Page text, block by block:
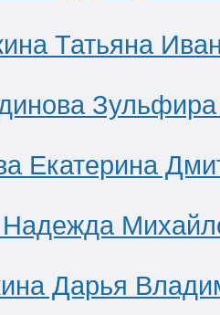
Татьяна
Екатерина
Дарья